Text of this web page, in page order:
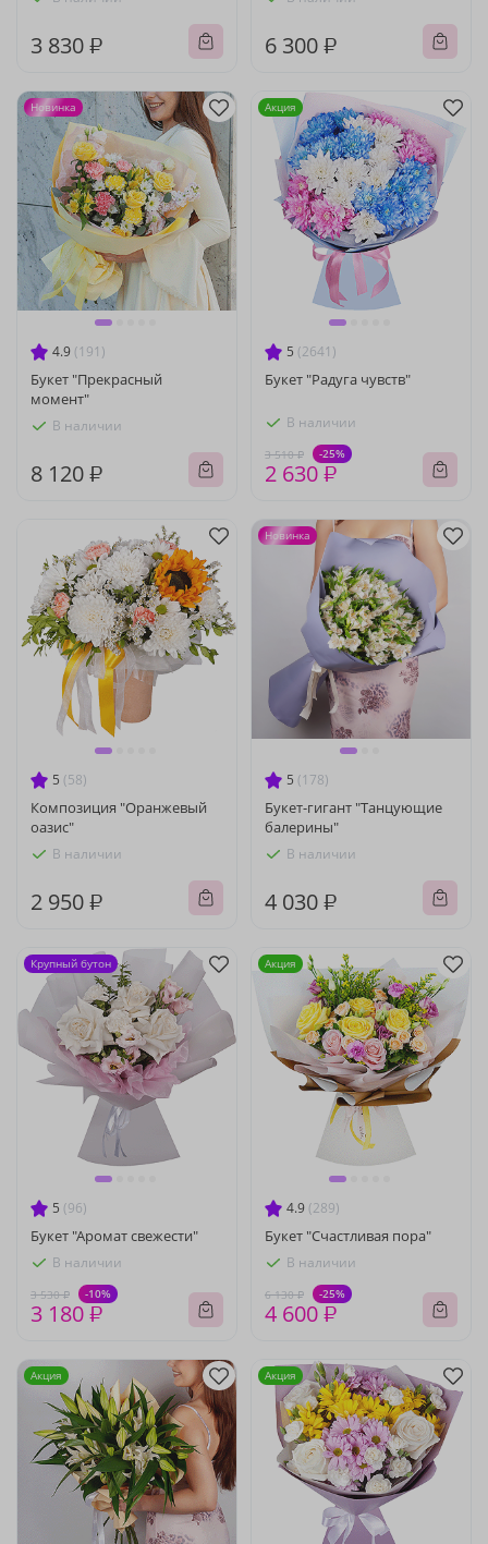
3 830 ₽ 6 300 ₽
4.9 (191)
Букет "Прекрасный
момент"
В наличии
8 120 ₽
Новинка
5 (2641)
Букет "Радуга чувств"
В наличии
3 510 ₽ -25%
2 630 ₽
Акция
5 (58)
Композиция "Оранжевый
оазис"
В наличии
2 950 ₽
5 (178)
Букет-гигант "Танцующие
балерины"
В наличии
4 030 ₽
Новинка
5 (96)
Букет "Аромат свежести"
В наличии
3 530 ₽ -10%
3 180 ₽
Крупный бутон
4.9 (289)
Букет "Счастливая пора"
В наличии
6 130 ₽ -25%
4 600 ₽
Акция
Акция Акция